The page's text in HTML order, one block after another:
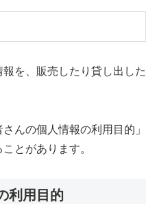
を、販売したり貸し出した
んの個人情報の利用目的」
とがあります。
利用目的